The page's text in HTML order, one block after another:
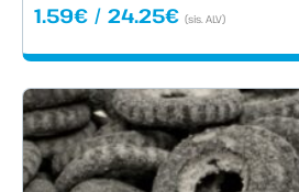
1.59€ / 24.25€Hintaluokka:
-
(sis. ALV)